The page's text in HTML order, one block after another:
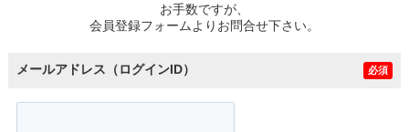
お手数ですが、
会員登録フォームよりお問合せ下さい。
メールアドレス（ログインID） 必須